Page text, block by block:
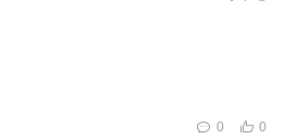
0
0